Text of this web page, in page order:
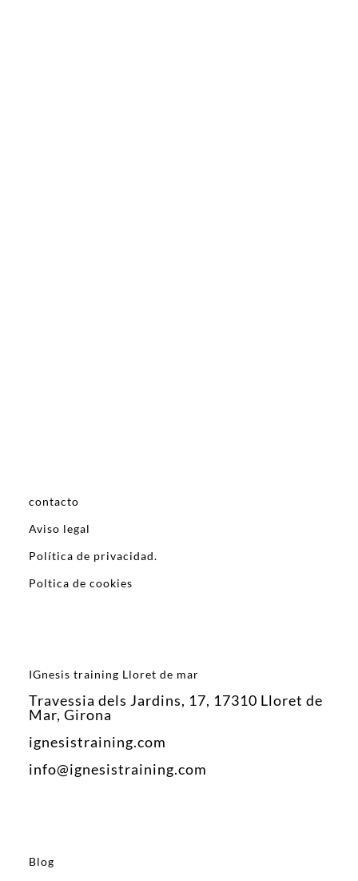
contacto
Aviso legal
Política de privacidad.
Poltica de cookies
IGnesis training Lloret de mar
Travessia dels Jardins, 17, 17310 Lloret de
Mar, Girona
ignesistraining.com
info@ignesistraining.com
Blog